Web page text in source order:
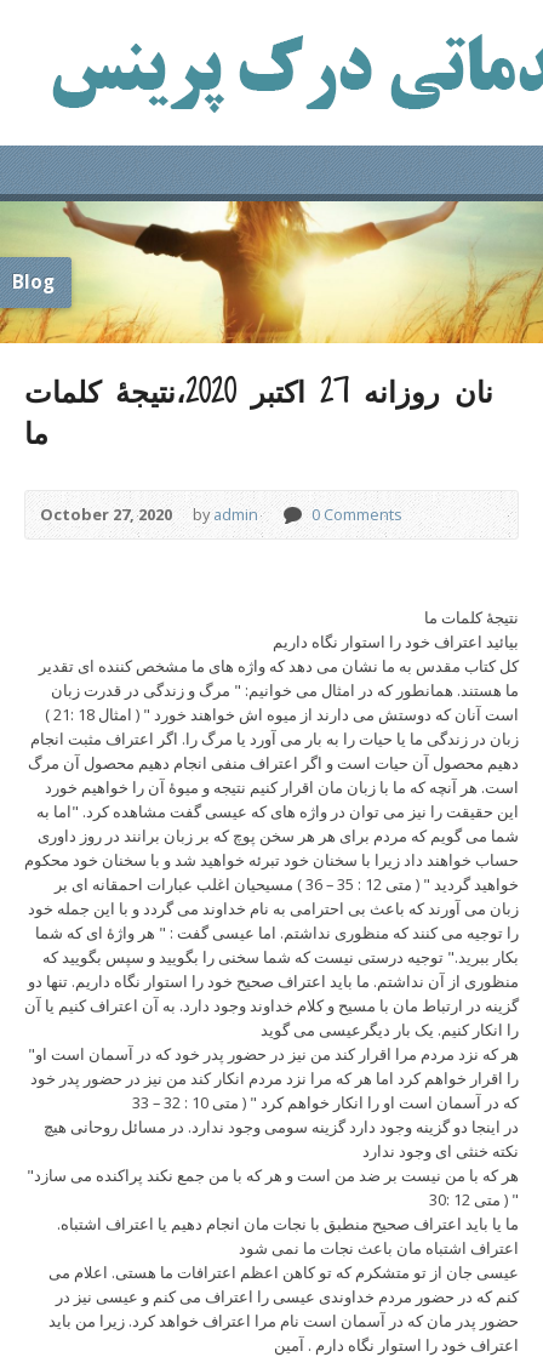
Blog
نان روزانه 27 اکتبر 2020،نتیجۀ کلمات
ما
October 27, 2020 byadmin 0 Comments
نتیجۀ کلمات ما
بیائید اعتراف خود را استوار نگاه داریم
کل کتاب مقدس به ما نشان می دهد که واژه های ما مشخص کننده ای تقدیر
ما هستند. همانطور که در امثال می خوانیم: " مرگ و زندگی در قدرت زبان
است آنان که دوستش می دارند از میوه اش خواهند خورد " ( امثال 18 :21 )
زبان در زندگی ما یا حیات را به بار می آورد یا مرگ را. اگر اعتراف مثبت انجام
دهیم محصول آن حیات است و اگر اعتراف منفی انجام دهیم محصول آن مرگ
است. هر آنچه که ما با زبان مان اقرار کنیم نتیجه و میوۀ آن را خواهیم خورد
این حقیقت را نیز می توان در واژه های که عیسی گفت مشاهده کرد. "اما به
شما می گویم که مردم برای هر هر سخن پوچ که بر زبان برانند در روز داوری
حساب خواهند داد زیرا با سخنان خود تبرئه خواهید شد و با سخنان خود محکوم
خواهید گردید " ( متی 12 : 35 – 36 ) مسیحیان اغلب عبارات احمقانه ای بر
زبان می آورند که باعث بی احترامی به نام خداوند می گردد و با این جمله خود
را توجیه می کنند که منظوری نداشتم. اما عیسی گفت : " هر واژۀ ای که شما
بکار ببرید." توجیه درستی نیست که شما سخنی را بگویید و سپس بگویید که
منظوری از آن نداشتم. ما باید اعتراف صحیح خود را استوار نگاه داریم. تنها دو
گزینه در ارتباط مان با مسیح و کلام خداوند وجود دارد. به آن اعتراف کنیم یا آن
را انکار کنیم. یک بار دیگرعیسی می گوید
"هر که نزد مردم مرا اقرار کند من نیز در حضور پدر خود که در آسمان است او
را اقرار خواهم کرد اما هر که مرا نزد مردم انکار کند من نیز در حضور پدر خود
که در آسمان است او را انکار خواهم کرد " ( متی 10 : 32 – 33
در اینجا دو گزینه وجود دارد گزینه سومی وجود ندارد. در مسائل روحانی هیچ
نکته خنثی ای وجود ندارد
"هر که با من نیست بر ضد من است و هر که با من جمع نکند پراکنده می سازد
" ( متی 12 :30
ما یا باید اعتراف صحیح منطبق با نجات مان انجام دهیم یا اعتراف اشتباه.
اعتراف اشتباه مان باعث نجات ما نمی شود
عیسی جان از تو متشکرم که تو کاهن اعظم اعترافات ما هستی. اعلام می
کنم که در حضور مردم خداوندی عیسی را اعتراف می کنم و عیسی نیز در
حضور پدر مان که در آسمان است نام مرا اعتراف خواهد کرد. زیرا من باید
اعتراف خود را استوار نگاه دارم . آمین